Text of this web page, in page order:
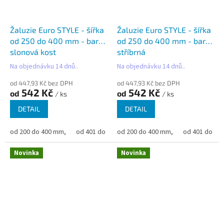
Žaluzie Euro STYLE - šířka
od 250 do 400 mm - barva
slonová kost
Na objednávku 14 dnů..
od 447,93 Kč bez DPH
od 542 Kč / ks
DETAIL
od 200 do 400 mm, od 401 do 500 mm, od 501 do 600 mm, od
Žaluzie Euro STYLE - šířka
od 250 do 400 mm - barva
stříbrná
Na objednávku 14 dnů..
od 447,93 Kč bez DPH
od 542 Kč / ks
DETAIL
od 200 do 400 mm, od 401 do
Novinka Novinka